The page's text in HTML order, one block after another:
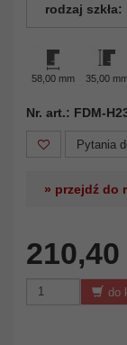
rodzaj szkła:
58,00 mm 35,00
Nr. art.: FDM-
Pytania
» przejdź do
210,40
do